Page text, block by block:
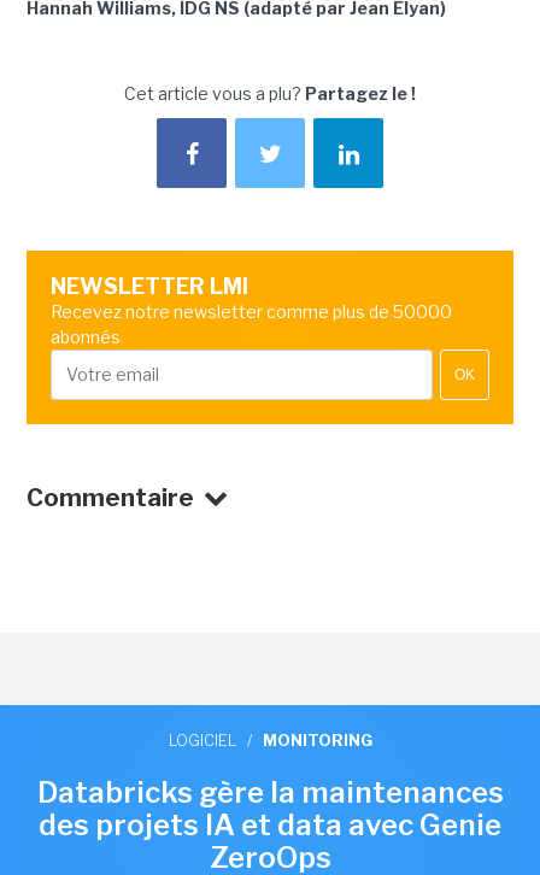
Hannah Williams, IDG NS (adapté par Jean Elyan)
Cet article vous a plu? Partagez le !
NEWSLETTER LMI
Recevez notre newsletter comme plus de 50000
abonnés
OK
Commentaire
LOGICIEL / MONITORING
Databricks gère la maintenances
des projets IA et data avec Genie
ZeroOps